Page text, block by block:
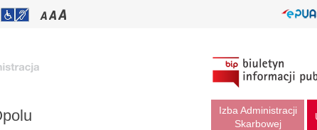
Izba Administracji
Skarbowej